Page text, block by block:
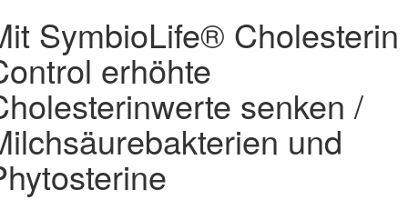
SymbioLife® Cholesterin
erhöhte
senken /
und